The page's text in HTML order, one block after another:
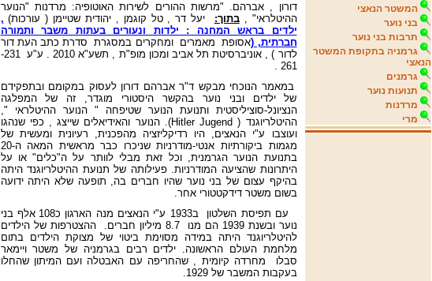
המשטר הנאצי
בני נוער
תרבות בני נוער
גרמניה בתקופת המשטר
הנאצי
גרמנים
תנועות נוער
מרדנות
מרי
דורון , אברהם. "מרשות ההורים לשירות האוטופיה: מרדנות "הנוער
ההיטלראי" ,בתוך: יעל דר , טל קוגמן , יהודית שטיימן ( עורכות) ,
ילדים בראש המחנה : ילדות ונעורים בעתות משבר ותמורה
חברתית, (אסופת מאמרים ומחקרים במסגרת סדרת כתב העת דור
לדור ) , אוניברסיטת תל אביב ומכון מופ"ת , תשע"א 2010 . ע"ע 231-
261 .
במאמר הנוכחי מבקש ד"ר אברהם דורון לעסוק במקומם ובתפקידם
של ילדים ובני נוער בהקשר היסטורי מוגדר, זה של המפלגה
הנציונל-סוציליסטית ותנועת הנוער שטיפחה " הנוער ההיטלראי ",
ההיטלריוגנד ( Hitler Jugend). הנוער והאידיאלים שייצג , כפי שנהגו
ועוצבו ע"י הנאצים, היו רדיקליזציה מהפכנית, רעיונית ומעשית של
מגמות ביקורתיות אנטי-מודרניות שניכרו כבר מראשית המאה ה-20
בתנועת הנוער הגרמנית, וכל זאת מבלי לוותר על ה"כלים" או על
היתרונות שהציעה המודרניות. פעילותה של תנועת ההיטלריוגנד היתה
בהיקף עצום של בני נוער שהיו חברים בה, תופעה שלא היתה ידועה
בשום משטר דידקטטורי אחר.
עם תפיסת השלטון ב1933 ע"י הנאצים מנה הארגון כ108 אלף בני
נוער ובשנת 1939 הם מנו 8.7 מיליון חברים. ההצטרפות של הילדים
להיטלריוגנד היתה במידה מסוימת ביטוי של מצוקת הילדים בתום
מלחמת העולם הראשונה. ילדים רבים בגרמניה של משטר ויימאר
סבלו מחרדה קיומית , שהחריפה עם האבטלה ועם המיתון שהחלו
בעקבות המשבר של 1929.